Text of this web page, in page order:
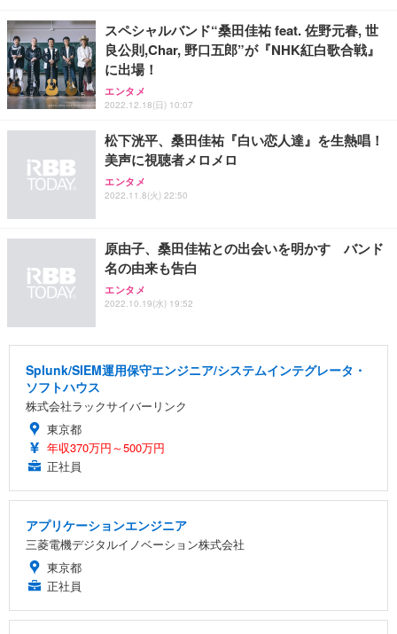
スペシャルバンド“桑田佳祐 feat. 佐野元春, 世
良公則,Char, 野口五郎”が『NHK紅白歌合戦』
に出場！
エンタメ
2022.12.18(日) 10:07
松下洸平、桑田佳祐『白い恋人達』を生熱唱！
美声に視聴者メロメロ
エンタメ
2022.11.8(火) 22:50
原由子、桑田佳祐との出会いを明かす バンド
名の由来も告白
エンタメ
2022.10.19(水) 19:52
Splunk/SIEM運用保守エンジニア/システムインテグレータ・
ソフトハウス
株式会社ラックサイバーリンク
東京都
年収370万円～500万円
正社員
アプリケーションエンジニア
三菱電機デジタルイノベーション株式会社
東京都
正社員